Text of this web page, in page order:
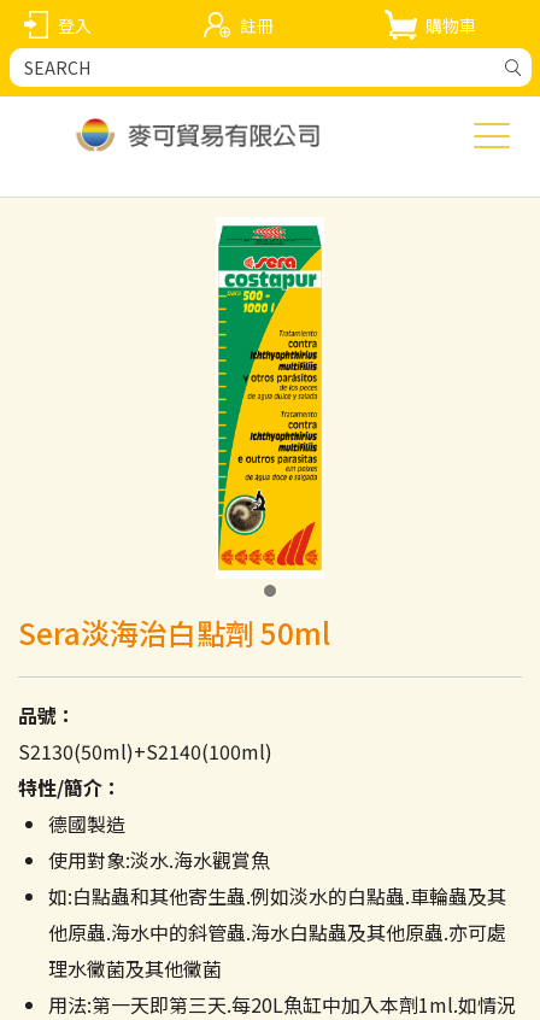
登入 註冊 購物車
Sera淡海治白點劑 50ml
品號：
S2130(50ml)+S2140(100ml)
特性/簡介：
德國製造
使用對象:淡水.海水觀賞魚
如:白點蟲和其他寄生蟲.例如淡水的白點蟲.車輪蟲及其
他原蟲.海水中的斜管蟲.海水白點蟲及其他原蟲.亦可處
理水黴菌及其他黴菌
用法:第一天即第三天.每20L魚缸中加入本劑1ml.如情況